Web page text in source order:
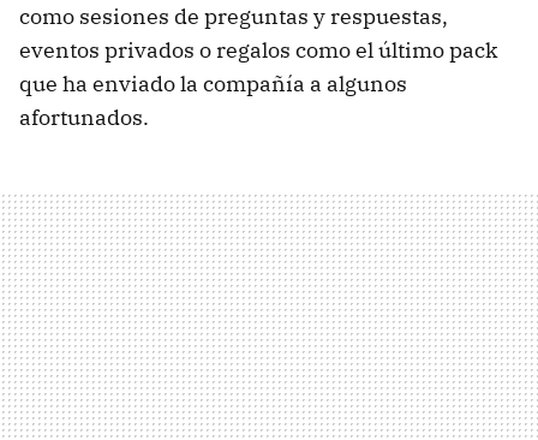
como sesiones de preguntas y respuestas,
eventos privados o regalos como el último pack
que ha enviado la compañía a algunos
afortunados.